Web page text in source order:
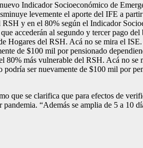
Indicador Socioeconómico de
levemente el aporte del IFE a
y en el 80% según el Indicador
accederán al segundo y tercer pago
del RSH. Acá no se mira el
de $100 mil por pensionado
80% más vulnerable del RSH. Acá no
ser nuevamente de $100 mil por
que se clarifica que para efectos de
“Además se amplia de 5 a 10